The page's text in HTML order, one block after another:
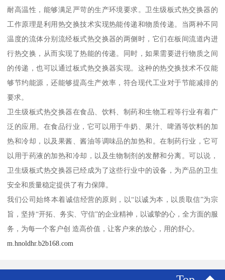
耐高温性，能够满足严苛的生产环境要求。卫生级板式热交换器的
工作原理是利用热交换技术实现热能传递和物质传递。当两种不同
温度的流体分别流经板式热交换器的两侧时，它们在板间流道内进
行热交换，从而实现了热能的传递。同时，如果需要进行物质之间
的传递，也可以通过板式热交换器实现。这种的热交换技术不仅能
够节约能源，还能够提高生产效率，符合现代工业对于节能减排的
要求。
卫生级板式热交换器在食品、饮料、制药和生物工程等行业有着广
泛的应用。在食品行业，它可以用于牛奶、果汁、啤酒等饮料的加
热和冷却，以及果酱、酱油等调味品的加热和。在制药行业，它可
以用于药液的加热和冷却，以及生物制剂的发酵和分离。可以说，
卫生级板式热交换器已经成为了这些行业中的设备，为产品的卫生
安全和质量稳定提供了有力保障。
我们公司始终本着诚信经营的原则，以“以诚为本，以质取信”为宗
旨，坚持“开拓、务实、守信”的企业精神，以诚挚的心，全方面的服
务，为每一个客户创 造高价值，让客户来的放心，用的舒心。
m.hnoldhr.b2b168.com